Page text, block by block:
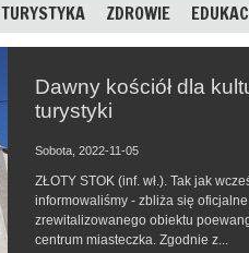
TURYSTYKA ZDROWIE
Dawny kościół dla
turystyki
Sobota, 2022-11-05
ZŁOTY STOK (inf. wł.). Tak jak
informowaliśmy - zbliża się
zrewitalizowanego obiektu
centrum miasteczka. Zgodnie z...